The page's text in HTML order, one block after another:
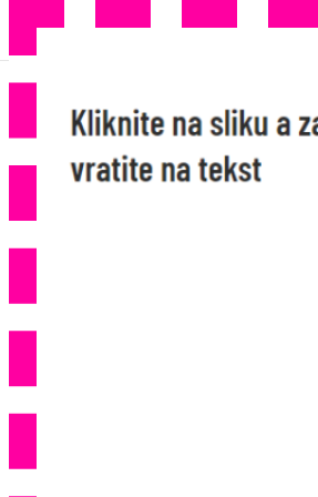
AKO STE KUPILI OVAJ
PROIZVOD U ALDIU: